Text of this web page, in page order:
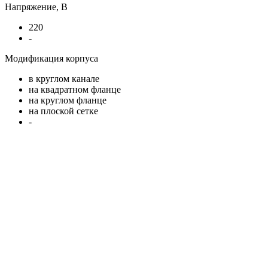
Напряжение, В
220
-
Модификация корпуса
в круглом канале
на квадратном фланце
на круглом фланце
на плоской сетке
-